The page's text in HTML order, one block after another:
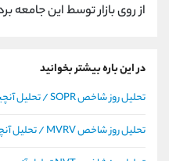
از روی بازار توسط این جامعه
در این باره بیشتر بخوانید
تحلیل روز شاخص SOPR / تحلیل آنچین
تحلیل روز شاخص MVRV / تحلیل آنچین